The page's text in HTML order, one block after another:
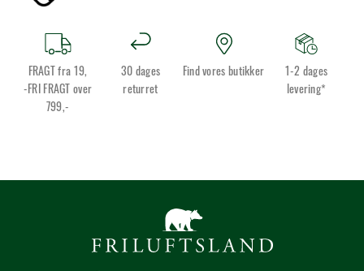
FRAGT fra 19,
-FRI FRAGT over
799,-
30 dages
returret
Find vores butikker
1-2 dages
levering*